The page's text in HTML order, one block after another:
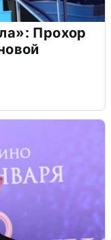
Прохор